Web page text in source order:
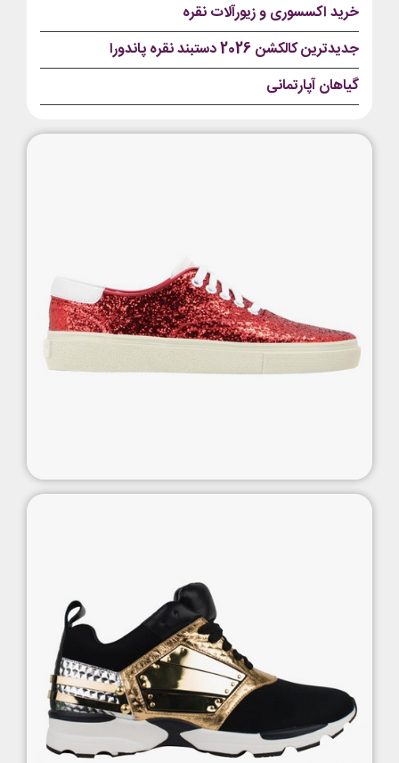
خرید اکسسوری و زیورآلات نقره
جدیدترین کالکشن 2026 دستبند نقره پاندورا
گیاهان آپارتمانی